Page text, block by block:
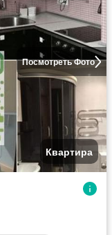
Посмотреть Фото
Квартира